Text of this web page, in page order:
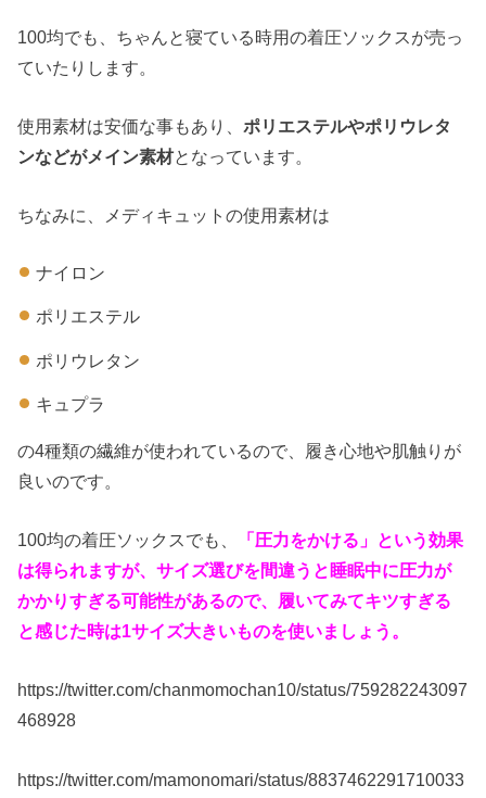
100均でも、ちゃんと寝ている時用の着圧ソックスが売っ
ていたりします。
使用素材は安価な事もあり、ポリエステルやポリウレタ
ンなどがメイン素材となっています。
ちなみに、メディキュットの使用素材は
ナイロン
ポリエステル
ポリウレタン
キュプラ
の4種類の繊維が使われているので、履き心地や肌触りが
良いのです。
100均の着圧ソックスでも、
「圧力をかける」という効果
は得られますが、サイズ選びを間違うと睡眠中に圧力が
かかりすぎる可能性があるので、履いてみてキツすぎる
と感じた時は1サイズ大きいものを使いましょう。
https://twitter.com/chanmomochan10/status/759282243097
468928
https://twitter.com/mamonomari/status/8837462291710033